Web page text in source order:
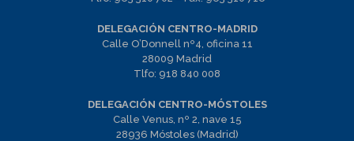
DELEGACIÓN CENTRO-MADRID
Calle O’Donnell nº4, oficina 11
28009 Madrid
Tlfo: 918 840 008
DELEGACIÓN CENTRO-MÓSTOLES
Calle Venus, nº 2, nave 15
28936 Móstoles (Madrid)